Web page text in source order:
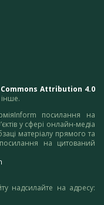
Attribution 4.0
посилання на
у сфері онлайн-медіа
матеріалу прямого та
на цитований
надсилайте на адресу: